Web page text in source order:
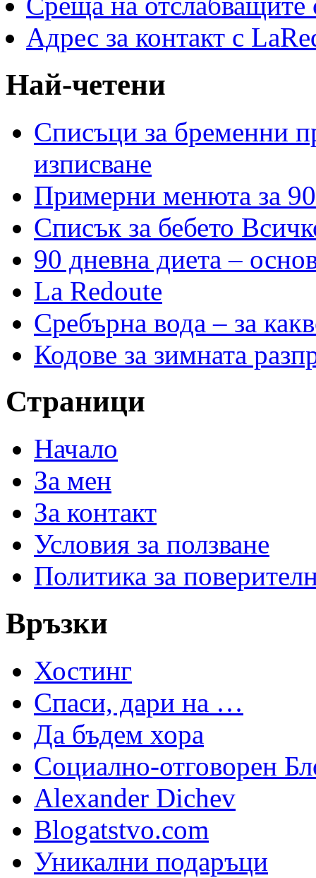
Адрес за контакт с
Най-четени
Списъци за бременни
изписване
Примерни менюта за 90
Списък за бебето
90 дневна диета –
La Redoute
Сребърна вода – за
Кодове за зимната
Страници
Начало
За мен
За контакт
Условия за ползване
Политика за
Връзки
Хостинг
Спаси, дари на …
Да бъдем хора
Социално-отговорен
Alexander Dichev
Blogatstvo.com
Уникални подаръци